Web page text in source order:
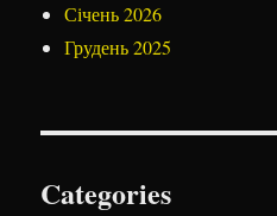
Січень 2026
Грудень 2025
Categories